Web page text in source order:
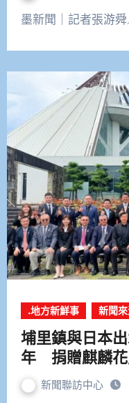
墨新聞｜記者張游
.地方新鮮事 新聞
埔里鎮與日本
年 捐贈麒麟花
新聞聯訪中心